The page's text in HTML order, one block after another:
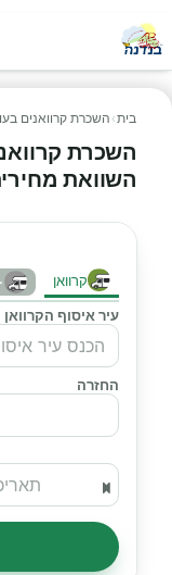
בית› השכרת קרוואנים
השכרת
השוואת מחירים
קרוואן
עיר איסוף הקרוואן
החזרה